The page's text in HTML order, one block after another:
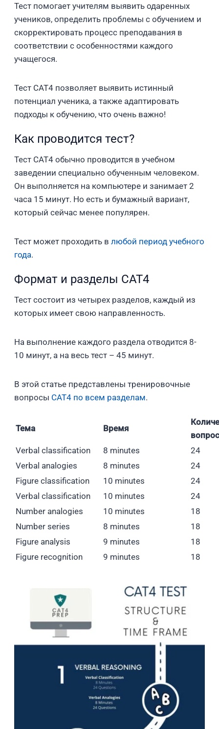
Тест помогает учителям выявить одаренных
учеников, определить проблемы с обучением и
скорректировать процесс преподавания в
соответствии с особенностями каждого
учащегося.
Тест CAT4 позволяет выявить истинный
потенциал ученика, а также адаптировать
подходы к обучению, что очень важно!
Как проводится тест?
Тест CAT4 обычно проводится в учебном
заведении специально обученным человеком.
Он выполняется на компьютере и занимает 2
часа 15 минут. Но есть и бумажный вариант,
который сейчас менее популярен.
Тест может проходить влюбой период учебного
года.
Формат и разделы CAT4
Тест состоит из четырех разделов, каждый из
которых имеет свою направленность.
На выполнение каждого раздела отводится 8-
10 минут, а на весь тест – 45 минут.
В этой статье представлены тренировочные
вопросы CAT4 по всем разделам.
Тема Время
Verbal classification
8 minutes
24
Verbal analogies
8 minutes
24
Figure classification
10 minutes
24
Verbal classification
10 minutes
24
Number analogies
10 minutes
18
Number series
8 minutes
18
Figure analysis
9 minutes
18
Figure recognition
9 minutes 18